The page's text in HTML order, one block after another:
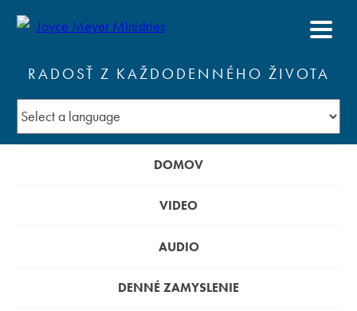
RADOSŤ Z KAŽDODENNÉHO ŽIVOTA
DOMOV
VIDEO
AUDIO
DENNÉ ZAMYSLENIE